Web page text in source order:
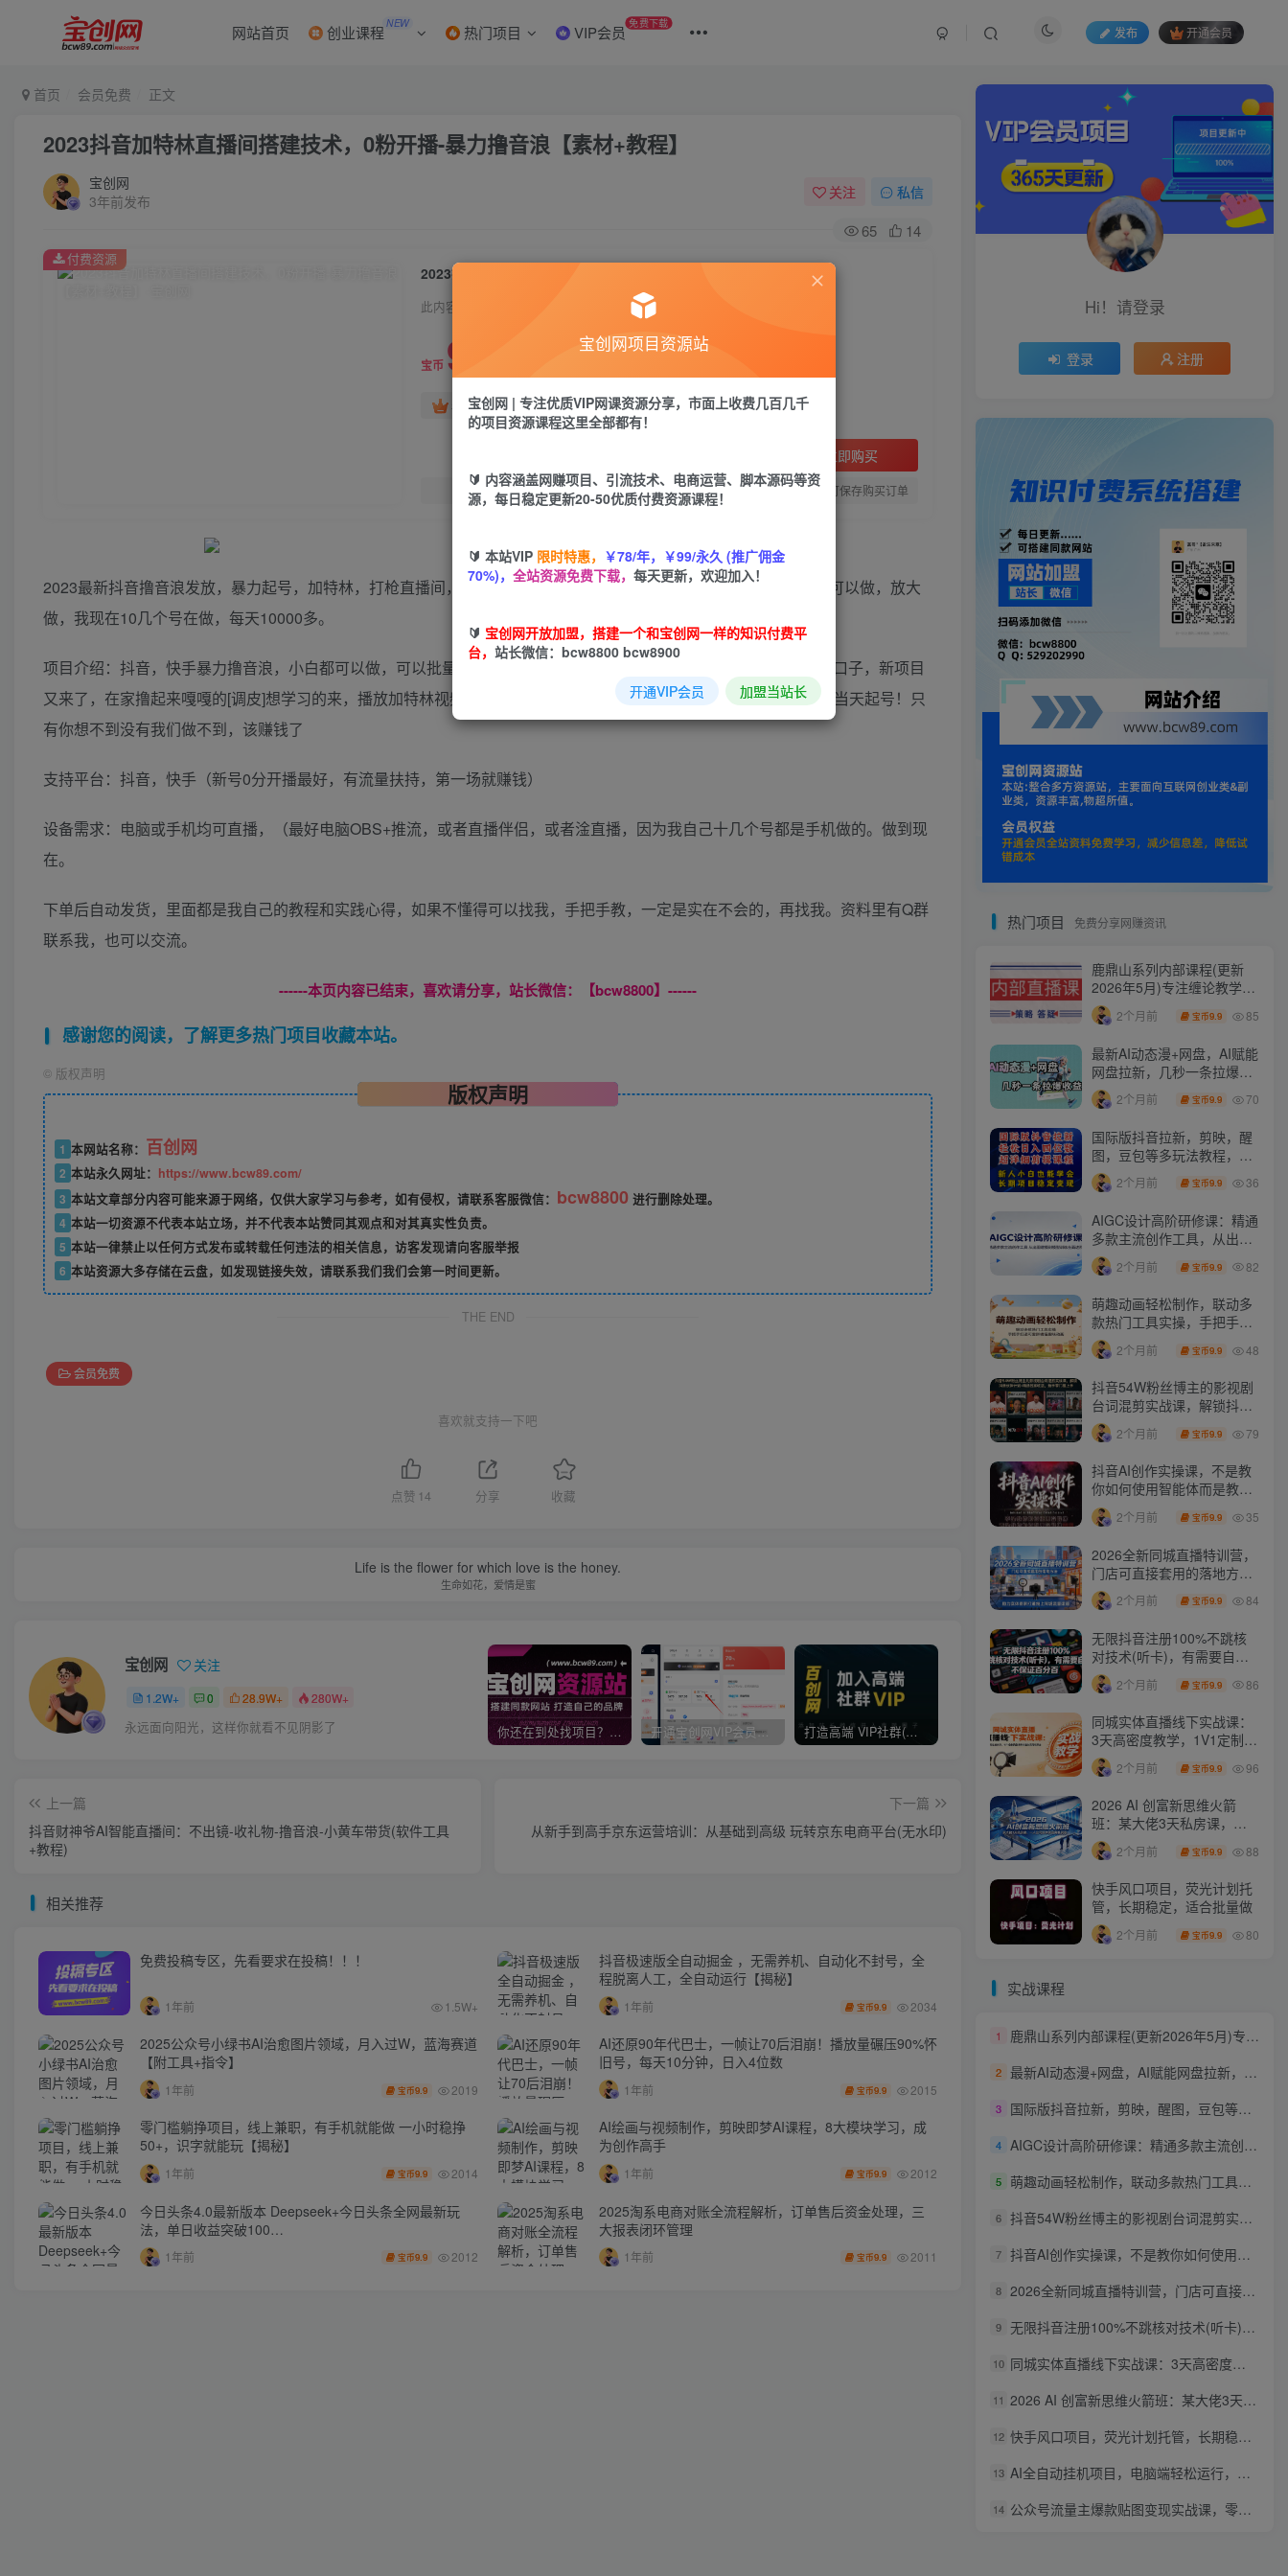
网站首页 创业课程 NEW 热门项目 VIP会员 免费下载
发布 开通会员
首页 会员免费 正文
2023抖音加特林直播间搭建技术，0粉开播-暴力撸音浪【素材+教程】
宝创网
3年前发布
关注 私信
65 14
2023抖音加特林直播间搭建技术，0粉开播-暴力撸音浪【素材+教程】
此内容为付费资源，请付费后查看
宝币 9.9
年卡会员免费 永久会员免费
立即购买
您当前未登录！建议登陆后购买，可保存购买订单
付费资源
2023最新抖音撸音浪发放，暴力起号，加特林，打枪直播间，靠声音直播，厉害的不得了。暴力撸音浪。快手抖音都可以做，放大
做，我现在10几个号在做，每天10000多。
项目介绍：抖音，快手暴力撸音浪，小白都可以做，可以批量做，只要你有号，抗封，无人直播 抖音直播 撸音浪，新口子，新项目
又来了，在家撸起来嘎嘎的[调皮]想学习的来，播放加特林视频+黑屏直播间！礼物满天飞撸浪嘎嘎猛[發]教起号方法！当天起号！只
有你想不到没有我们做不到，该赚钱了
支持平台：抖音，快手（新号0分开播最好，有流量扶持，第一场就赚钱）
设备需求：电脑或手机均可直播，（最好电脑OBS+推流，或者直播伴侣，或者淦直播，因为我自己十几个号都是手机做的。做到现
在。
下单后自动发货，里面都是我自己的教程和实践心得，如果不懂得可以找我，手把手教，一定是实在不会的，再找我。资料里有Q群
联系我，也可以交流。
------本页内容已结束，喜欢请分享，站长微信：【bcw8800】------
感谢您的阅读，了解更多热门项目收藏本站。
© 版权声明
版权声明
1 本网站名称： 百创网
2 本站永久网址： https://www.bcw89.com/
3 本站文章部分内容可能来源于网络，仅供大家学习与参考，如有侵权，请联系客服微信： bcw8800 进行删除处理。
4 本站一切资源不代表本站立场，并不代表本站赞同其观点和对其真实性负责。
5 本站一律禁止以任何方式发布或转载任何违法的相关信息，访客发现请向客服举报
6 本站资源大多存储在云盘，如发现链接失效，请联系我们我们会第一时间更新。
THE END
会员免费
喜欢就支持一下吧
点赞 14 分享 收藏
Life is the flower for which love is the honey.
生命如花，爱情是蜜
宝创网 关注
1.2W+ 0 28.9W+ 280W+
永远面向阳光，这样你就看不见阴影了 你还在到处找项目？还在当韭菜？我靠卖项目一个月收入5万+，曾经我也是个失败者。 开通宝创网VIP会员，尊享全站资源免费下载，享70%的推广提成！！【限时五折优惠】 打造高端 VIP社群(社群仅对网站用户开放) 最新无水印课程资源 长期更新 免费投稿专区，先看要求在投稿！！！
上一篇
抖音财神爷AI智能直播间：不出镜-收礼物-撸音浪-小黄车带货(软件工具
+教程)
下一篇
从新手到高手京东运营培训：从基础到高级 玩转京东电商平台(无水印)
相关推荐
免费投稿专区，先看要求在投稿！！！
1年前 1.5W+
抖音极速版全自动掘金 ，无需养机、自动化不封号，全
程脱离人工，全自动运行【揭秘】
1年前 宝币9.9 2034
2025公众号小绿书AI治愈图片领域，月入过W，蓝海赛道
【附工具+指令】
1年前 宝币9.9 2019
AI还原90年代巴士，一帧让70后泪崩！播放量碾压90%怀
旧号，每天10分钟，日入4位数
1年前 宝币9.9 2015
零门槛躺挣项目，线上兼职，有手机就能做 一小时稳挣
50+，识字就能玩【揭秘】
1年前 宝币9.9 2014
AI绘画与视频制作，剪映即梦AI课程，8大模块学习，成
为创作高手
1年前 宝币9.9 2012
今日头条4.0最新版本 Deepseek+今日头条全网最新玩
法，单日收益突破100…
1年前 宝币9.9 2012
2025淘系电商对账全流程解析，订单售后资金处理，三
大报表闭环管理
1年前 宝币9.9 2011
Hi！请登录
登录 注册
热门项目 免费分享网赚资讯
鹿鼎山系列内部课程(更新
2026年5月)专注缠论教学，
行情分析、学习答疑、机会
提示、实操讲解
2个月前 宝币9.9 85
最新AI动态漫+网盘，AI赋能
网盘拉新，几秒一条拉爆收
益
2个月前 宝币9.9 70
国际版抖音拉新，剪映，醒
图，豆包等多玩法教程，长
期可做的项目，轻松日入四
位数，深度揭秘玩法，干就
2个月前 宝币9.9 36
AIGC设计高阶研修课：精通
多款主流创作工具，从出图
建模到模型训练全面进阶
2个月前 宝币9.9 82
萌趣动画轻松制作，联动多
款热门工具实操，手把手打
造可爱胖橘猫趣味动画
2个月前 宝币9.9 48
抖音54W粉丝博主的影视剧
台词混剪实战课，解锁抖音
伙伴计划+精选独家收益，
新手零门槛上手
2个月前 宝币9.9 79
抖音AI创作实操课，不是教
你如何使用智能体而是教你
如何利用智能体变现(更新5
月) 2个月前 宝币9.9 35
2026全新同城直播特训营，
门店可直接套用的落地方
法，助力实体商家打通线上
同城流量渠道
2个月前 宝币9.9 84
无限抖音注册100%不跳核
对技术(听卡)，有需要自
测，不保证百分百
2个月前 宝币9.9 86
同城实体直播线下实战课：
3天高密度教学，1V1定制货
盘话术快速实现同城爆店
2个月前 宝币9.9 96
2026 AI 创富新思维火箭
班：某大佬3天私房课，一
人公司实体获客商机洞察
2个月前 宝币9.9 88
快手风口项目，荧光计划托
管，长期稳定，适合批量做
2个月前 宝币9.9 80
实战课程
1 鹿鼎山系列内部课程(更新2026年5月)专注缠论教学，行情分析、学习答疑、机会提示、实操讲解
2 最新AI动态漫+网盘，AI赋能网盘拉新，几秒一条拉爆收益
3 国际版抖音拉新，剪映，醒图，豆包等多玩法教程，长期可做的项目，轻松日入四位数，深度揭秘玩法，干就完了
4 AIGC设计高阶研修课：精通多款主流创作工具，从出图建模到模型训练全面进阶
5 萌趣动画轻松制作，联动多款热门工具实操，手把手打造可爱胖橘猫趣味动画
6 抖音54W粉丝博主的影视剧台词混剪实战课，解锁抖音伙伴计划+精选独家收益，新手零门槛上手
7 抖音AI创作实操课，不是教你如何使用智能体而是教你如何利用智能体变现(更新5月)
8 2026全新同城直播特训营，门店可直接套用的落地方法，助力实体商家打通线上同城流量渠道
9 无限抖音注册100%不跳核对技术(听卡)，有需要自测，不保证百分百
10 同城实体直播线下实战课：3天高密度教学，1V1定制货盘话术快速实现同城爆店
11 2026 AI 创富新思维火箭班：某大佬3天私房课，一人公司实体获客商机洞察
12 快手风口项目，荧光计划托管，长期稳定，适合批量做
13 AI全自动挂机项目，电脑端轻松运行，稳定日入500+，零门槛上手
14 公众号流量主爆款贴图变现实战课，零基础AI一键出图，轻松日入100+稳定收益
宝创网项目资源站
宝创网 | 专注优质VIP网课资源分享，市面上收费几百几千
的项目资源课程这里全部都有！
🔰 内容涵盖网赚项目、引流技术、电商运营、脚本源码等资
源，每日稳定更新20-50优质付费资源课程！
🔰 本站VIP 限时特惠， ￥78/年，￥99/永久 (推广佣金
70%)， 全站资源免费下载， 每天更新，欢迎加入！
🔰 宝创网开放加盟，搭建一个和宝创网一样的知识付费平
台， 站长微信：bcw8800 bcw8900
开通VIP会员 加盟当站长